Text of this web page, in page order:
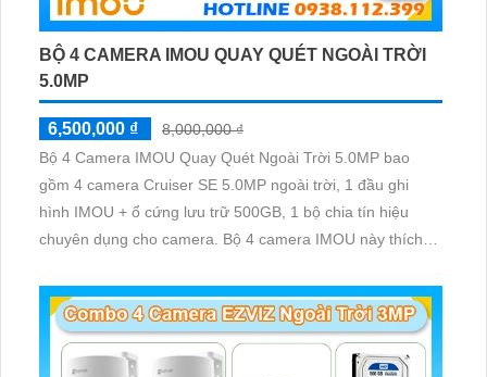
BỘ 4 CAMERA IMOU QUAY QUÉT NGOÀI TRỜI
5.0MP
6,500,000 ₫
8,000,000 ₫
Bộ 4 Camera IMOU Quay Quét Ngoài Trời 5.0MP bao
gồm 4 camera Cruiser SE 5.0MP ngoài trời, 1 đầu ghi
hình IMOU + ổ cứng lưu trữ 500GB, 1 bộ chia tín hiệu
chuyên dụng cho camera. Bộ 4 camera IMOU này thích
cần giám sát ngoài trời